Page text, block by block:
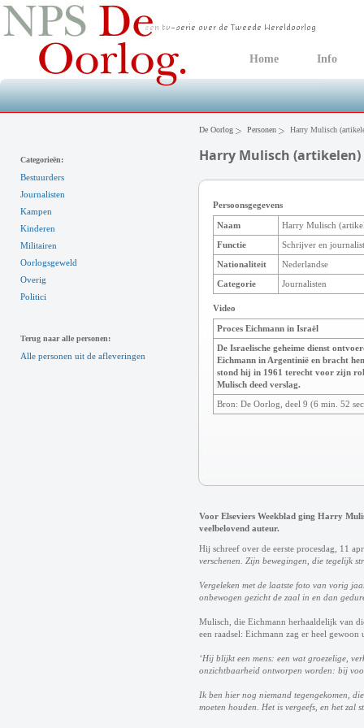
Home Info
Categorieën:
Bestuurders
Journalisten
Kampen
Kinderen
Militairen
Oorlogsgeweld
Overig
Politici
Terug naar alle personen:
Alle personen uit de afleveringen
De Oorlog Personen Harry Mulisch
Harry Mulisch (artikelen)
Persoonsgegevens
Naam
Harry Mulisch
Functie
Schrijver en
Nationaliteit
Nederlandse
Categorie
Journalisten
Video
Proces Eichmann in Israël
De Israelische geheime dienst
Eichmann in Argentinië en bracht
stond hij in 1961 terecht voor zijn
Mulisch deed verslag.
Bron: De Oorlog, deel 9 (6 min. 52
Voor Elseviers Weekblad ging Harry
veelbelovend auteur.
Hij schreef over de eerste procesdag, 11
verschenen. Zijn bewegingen, die tegelijk
Vergeleken met de laatste foto van vorig
onbewogen gezicht de zaal in en dan
Mulisch, die Eichmann herhaaldelijk van
een raadsel: Eichmann zag er heel gewoon
‘Hij blijkt een mens: een wat groezelige,
onzichtbaarheid ontworpen worden: bij
Ik ben hier nog niemand tegengekomen,
moeten houden. Het is vergeefs, en het zal